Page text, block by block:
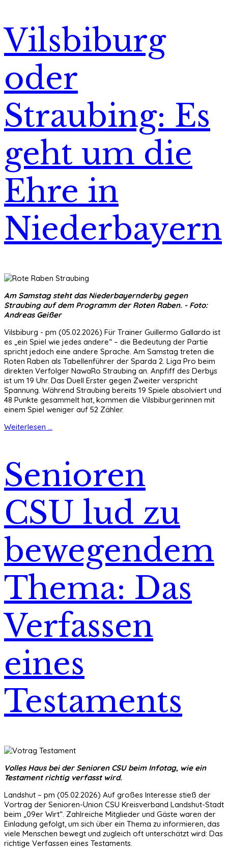
Vilsbiburg
oder
Straubing: Es
geht um die
Ehre in
Niederbayern
Am Samstag steht das Niederbayernderby gegen
Straubing auf dem Programm der Roten Raben. - Foto:
Andreas Geißer
Vilsbiburg - pm (05.02.2026) Für Trainer Guillermo Gallardo ist
es „ein Spiel wie jedes andere“ – die Bedeutung der Partie
spricht jedoch eine andere Sprache. Am Samstag treten die
Roten Raben als Tabellenführer der Sparda 2. Liga Pro beim
direkten Verfolger NawaRo Straubing an. Anpfiff des Derbys
ist um 19 Uhr. Das Duell Erster gegen Zweiter verspricht
Spannung. Während Straubing bereits 19 Spiele absolviert und
48 Punkte gesammelt hat, kommen die Vilsbiburgerinnen mit
einem Spiel weniger auf 52 Zähler.
Weiterlesen ...
Senioren
CSU lud zu
bewegendem
Thema: Das
Verfassen
eines
Testaments
Volles Haus bei der Senioren CSU beim Infotag, wie ein
Testament richtig verfasst wird.
Landshut – pm (05.02.2026) Auf großes Interesse stieß der
Vortrag der Senioren-Union CSU Kreisverband Landshut-Stadt
beim „09er Wirt“. Zahlreiche Mitglieder und Gäste waren der
Einladung gefolgt, um sich über ein Thema zu informieren, das
viele Menschen bewegt und zugleich oft unterschätzt wird: Das
richtige Verfassen eines Testaments.